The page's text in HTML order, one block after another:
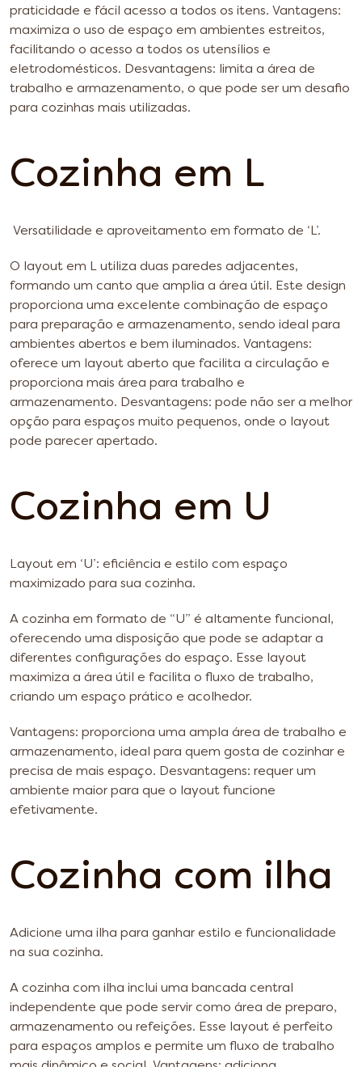
praticidade e fácil acesso a todos os itens. Vantagens:
maximiza o uso de espaço em ambientes estreitos,
facilitando o acesso a todos os utensílios e
eletrodomésticos. Desvantagens: limita a área de
trabalho e armazenamento, o que pode ser um desafio
para cozinhas mais utilizadas.
Cozinha em L
Versatilidade e aproveitamento em formato de ‘L’.
O layout em L utiliza duas paredes adjacentes,
formando um canto que amplia a área útil. Este design
proporciona uma excelente combinação de espaço
para preparação e armazenamento, sendo ideal para
ambientes abertos e bem iluminados. Vantagens:
oferece um layout aberto que facilita a circulação e
proporciona mais área para trabalho e
armazenamento. Desvantagens: pode não ser a melhor
opção para espaços muito pequenos, onde o layout
pode parecer apertado.
Cozinha em U
Layout em ‘U’: eficiência e estilo com espaço
maximizado para sua cozinha.
A cozinha em formato de “U” é altamente funcional,
oferecendo uma disposição que pode se adaptar a
diferentes configurações do espaço. Esse layout
maximiza a área útil e facilita o fluxo de trabalho,
criando um espaço prático e acolhedor.
Vantagens: proporciona uma ampla área de trabalho e
armazenamento, ideal para quem gosta de cozinhar e
precisa de mais espaço. Desvantagens: requer um
ambiente maior para que o layout funcione
efetivamente.
Cozinha com ilha
Adicione uma ilha para ganhar estilo e funcionalidade
na sua cozinha.
A cozinha com ilha inclui uma bancada central
independente que pode servir como área de preparo,
armazenamento ou refeições. Esse layout é perfeito
para espaços amplos e permite um fluxo de trabalho